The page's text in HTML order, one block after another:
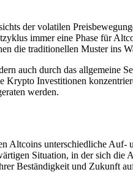
der volatilen
immer eine Phase für
die traditionellen Muster ins
auch durch das allgemeine
Investitionen
werden.
Altcoins unterschiedliche Auf-
Situation, in der sich die
Beständigkeit und Zukunft